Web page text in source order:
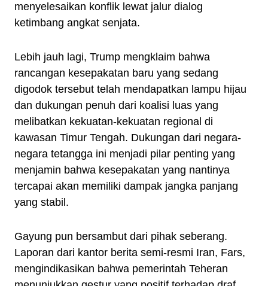
menyelesaikan konflik lewat jalur dialog
ketimbang angkat senjata.
Lebih jauh lagi, Trump mengklaim bahwa
rancangan kesepakatan baru yang sedang
digodok tersebut telah mendapatkan lampu hijau
dan dukungan penuh dari koalisi luas yang
melibatkan kekuatan-kekuatan regional di
kawasan Timur Tengah. Dukungan dari negara-
negara tetangga ini menjadi pilar penting yang
menjamin bahwa kesepakatan yang nantinya
tercapai akan memiliki dampak jangka panjang
yang stabil.
Gayung pun bersambut dari pihak seberang.
Laporan dari kantor berita semi-resmi Iran, Fars,
mengindikasikan bahwa pemerintah Teheran